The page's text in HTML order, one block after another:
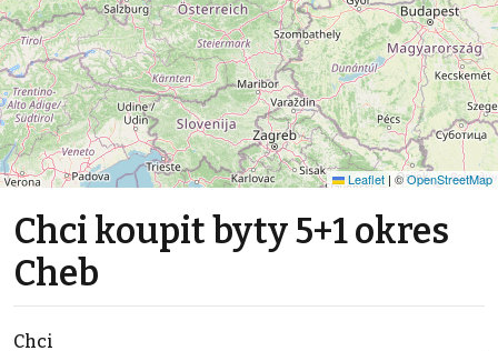
Leaflet | ©OpenStreetMap
Chci koupit byty 5+1 okres
Cheb
Chci